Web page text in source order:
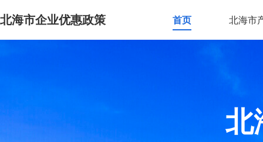
北海市企业优惠政策 首页 北海市
北